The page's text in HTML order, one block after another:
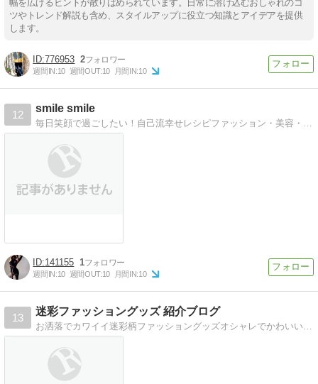
幅を広げるヒントが散りばめられています。日常に溶け込むおしゃれのコ
ツやトレンド解説も含め、スタイルアップに役立つ知識とアイデアを提供
します。
776953 2
週間IN:10 週間OUT:10 月間IN:10
12
smile smile
毎日笑顔で過ごしたい！自己流幸せレシピファッション・美容・音楽・映画・旅の事を綴った日記
141155 1
週間IN:10 週間OUT:10 月間IN:10
13
迷彩ファッショングッズ 紹介ブログ